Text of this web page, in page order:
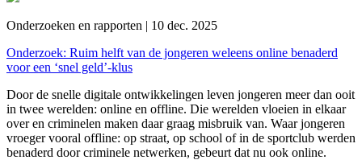
Onderzoeken en rapporten | 10 dec. 2025
Onderzoek: Ruim helft van de jongeren weleens online benaderd
voor een ‘snel geld’-klus
Door de snelle digitale ontwikkelingen leven jongeren meer dan ooit
in twee werelden: online en offline. Die werelden vloeien in elkaar
over en criminelen maken daar graag misbruik van. Waar jongeren
vroeger vooral offline: op straat, op school of in de sportclub werden
benaderd door criminele netwerken, gebeurt dat nu ook online.